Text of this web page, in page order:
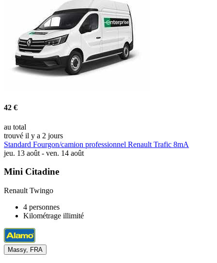
42 €
au total
trouvé il y a 2 jours
Standard Fourgon/camion professionnel Renault Trafic 8mA
jeu. 13 août - ven. 14 août
Mini Citadine
Renault Twingo
4 personnes
Kilométrage illimité
Massy, FRA